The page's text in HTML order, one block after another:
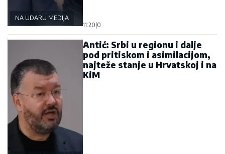
NA UDARU MEDIJA
11:20 0
Antić: Srbi u regionu i dalje
pod pritiskom i asimilacijom,
najteže stanje u Hrvatskoj i na
KiM